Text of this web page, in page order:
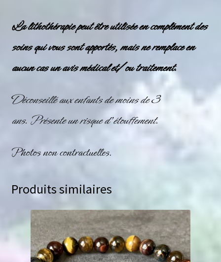
La lithothérapie peut être utilisée en complément des
soins qui vous sont apportés, mais ne remplace en
aucun cas un avis médical et/ou traitement.
Déconseillé aux enfants de moins de 3
ans. Présente un risque d’étouffement.
Photos non contractuelles.
Produits similaires